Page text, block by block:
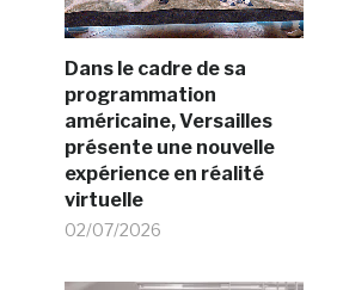
Dans le cadre de sa
programmation
américaine, Versailles
présente une nouvelle
expérience en réalité
virtuelle
02/07/2026